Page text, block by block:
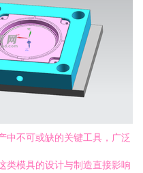
中不可或缺的关键工具，广泛
类模具的设计与制造直接影响